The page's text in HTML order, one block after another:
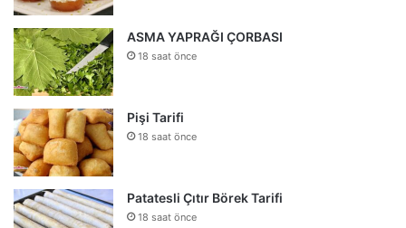
ASMA YAPRAĞI ÇORBASI
18 saat önce
Pişi Tarifi
18 saat önce
Patatesli Çıtır Börek Tarifi
18 saat önce